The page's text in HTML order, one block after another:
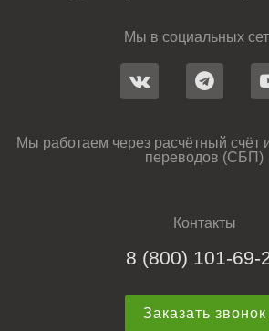
Мы в социальных
Мы работаем через расчётный счёт
переводов (СБП)
Контакты
8 (800) 101-69-
Заказать звонок